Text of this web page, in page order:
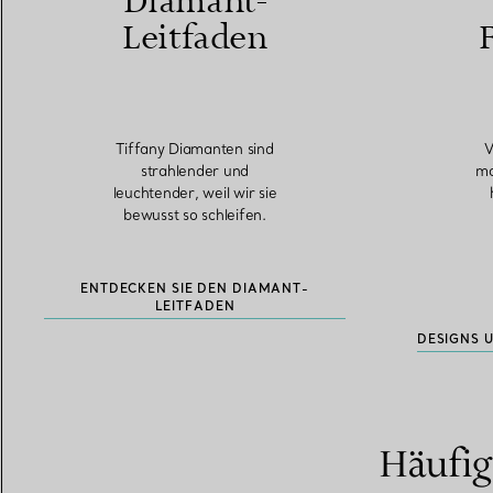
Leitfaden
Tiffany Diamanten sind
strahlender und
leuchtender, weil wir sie
bewusst so schleifen.
ENTDECKEN SIE DEN DIAMANT-
LEITFADEN
DESIGNS